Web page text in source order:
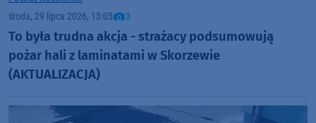
środa, 29 lipca 2026, 13:05 3
To była trudna akcja - strażacy podsumowują
pożar hali z laminatami w Skorzewie
(AKTUALIZACJA)